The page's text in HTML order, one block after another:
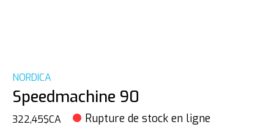
NORDICA
Speedmachine 90
322,45$CA Rupture de stock en ligne